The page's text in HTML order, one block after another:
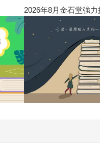
教育的舞台、以國際
會各階層、各地方的
慧勇氣繼續送到下一代
，用文化產業發展花東
的關愛信任，使他在
使命。 當我們相信自
力量》 台灣用考試過
基本技術。本書教人
的靈魂，一代又一代
施壓，謙遜、讚美、感
2026年8月金石堂強力